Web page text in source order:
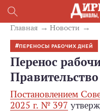
Главная Новости
ПЕРЕНОСЫ РАБОЧИХ ДНЕЙ
Перенос
Постановлением
2025 г. № 397